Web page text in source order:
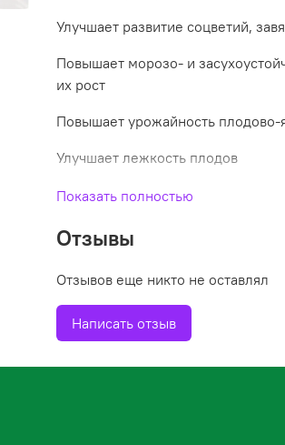
Улучшает развитие соцветий,
Повышает морозо- и
их рост
Повышает урожайность плодово-
Улучшает лежкость плодов
Показать полностью
Отзывы
Отзывов еще никто не оставлял
Написать отзыв